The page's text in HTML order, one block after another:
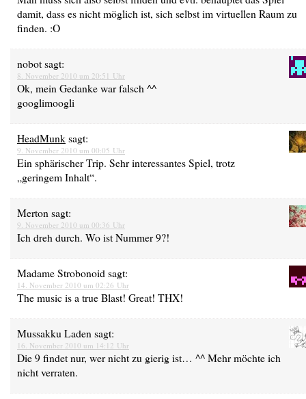
damit, dass es nicht möglich ist, sich selbst im virtuellen Raum zu
finden. :O
nobotsagt:
8. November 2010 um 20:51 Uhr
Ok, mein Gedanke war falsch ^^
googlimoogli
HeadMunksagt:
9. November 2010 um 00:05 Uhr
Ein sphärischer Trip. Sehr interessantes Spiel, trotz
„geringem Inhalt“.
Merton sagt:
9. November 2010 um 00:36 Uhr
Ich dreh durch. Wo ist Nummer 9?!
Madame Strobonoid sagt:
14. November 2010 um 02:26 Uhr
The music is a true Blast! Great! THX!
Mussakku Laden sagt:
16. November 2010 um 14:12 Uhr
Die 9 findet nur, wer nicht zu gierig ist… ^^ Mehr möchte ich
nicht verraten.